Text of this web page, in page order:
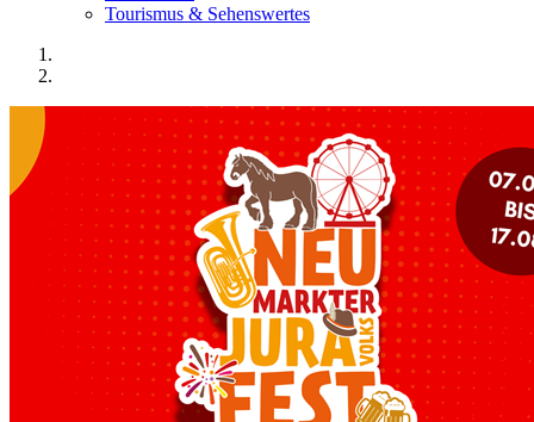
Tourismus & Sehenswertes